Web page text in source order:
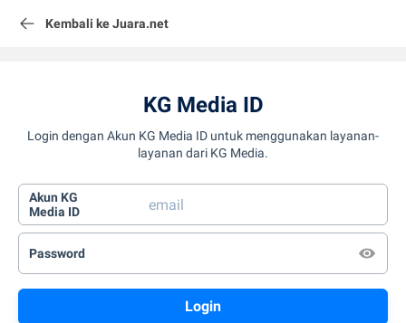
Kembali ke Juara.net
KG Media ID
Login dengan Akun KG Media ID untuk menggunakan layanan-
layanan dari KG Media.
Akun KG
Media ID
Password